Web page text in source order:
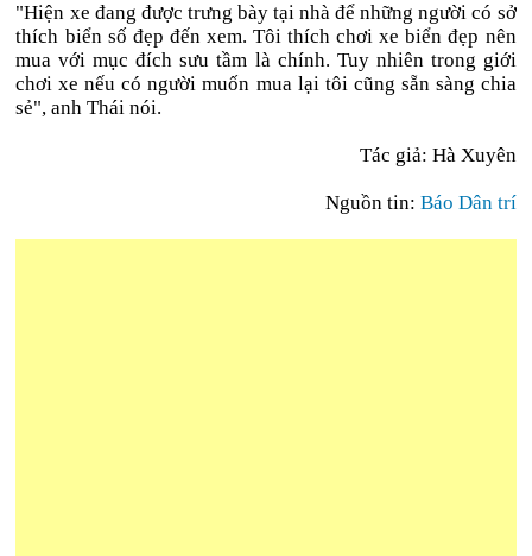
"Hiện xe đang được trưng bày tại nhà để những người có sở
thích biển số đẹp đến xem. Tôi thích chơi xe biển đẹp nên
mua với mục đích sưu tầm là chính. Tuy nhiên trong giới
chơi xe nếu có người muốn mua lại tôi cũng sẵn sàng chia
sẻ", anh Thái nói.
Tác giả: Hà Xuyên
Nguồn tin: Báo Dân trí